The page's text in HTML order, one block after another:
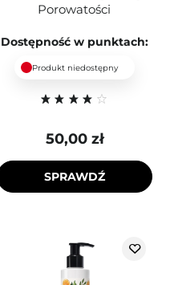
Porowatości
Dostępność w punktach:
Produkt niedostępny
50,00 zł
SPRAWDŹ